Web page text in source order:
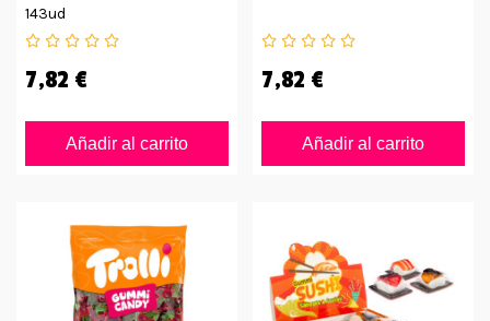
143ud
7,82 €
Añadir al carrito
7,82 €
Añadir al carrito